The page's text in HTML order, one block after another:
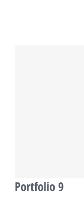
Portfolio 9